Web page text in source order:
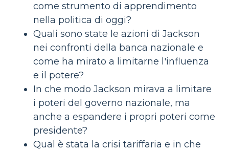
come strumento di apprendimento
nella politica di oggi?
Quali sono state le azioni di Jackson
nei confronti della banca nazionale e
come ha mirato a limitarne l'influenza
e il potere?
In che modo Jackson mirava a limitare
i poteri del governo nazionale, ma
anche a espandere i propri poteri come
presidente?
Qual è stata la crisi tariffaria e in che